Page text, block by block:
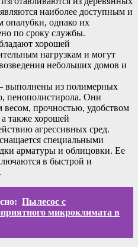
наиболее доступным и
опалубки, однако их
по сроку службы.
хорошей
нагрузкам и могут
небольших домов и
выполнены из полимерных
пенополистирола. Они
весом, прочностью, удобством
также хорошей
агрессивных сред.
специальными
арматуры и облицовки. Ее
в быстрой и
Пылесос с
микроклимата в